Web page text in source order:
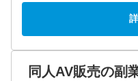
同人AV販売の副